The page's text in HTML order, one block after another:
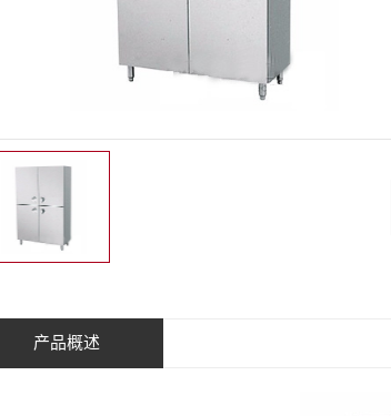
产品概述